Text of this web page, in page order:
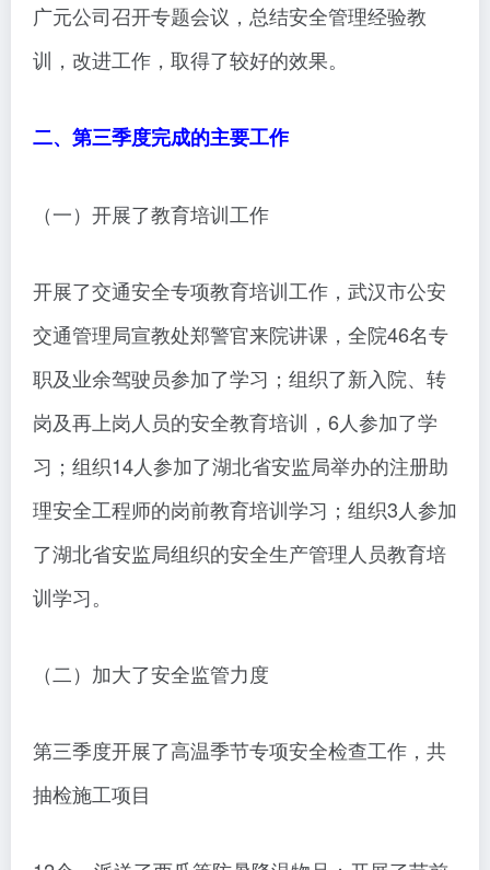
广元公司召开专题会议，总结安全管理经验教
训，改进工作，取得了较好的效果。
二、第三季度完成的主要工作
（一）开展了教育培训工作
开展了交通安全专项教育培训工作，武汉市公安
交通管理局宣教处郑警官来院讲课，全院46名专
职及业余驾驶员参加了学习；组织了新入院、转
岗及再上岗人员的安全教育培训，6人参加了学
习；组织14人参加了湖北省安监局举办的注册助
理安全工程师的岗前教育培训学习；组织3人参加
了湖北省安监局组织的安全生产管理人员教育培
训学习。
（二）加大了安全监管力度
第三季度开展了高温季节专项安全检查工作，共
抽检施工项目